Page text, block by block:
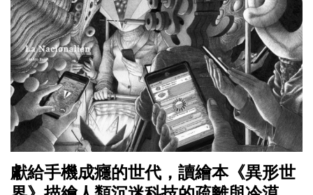
獻給手機成癮的世代，讀繪本《異形世